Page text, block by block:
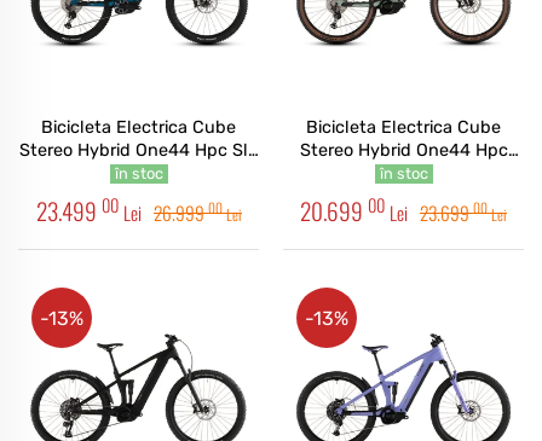
Bicicleta Electrica Cube
Stereo Hybrid One44 Hpc Slx
800 Nebula White 2026
în stoc
23.499 00 Lei 26.99900Lei
Bicicleta Electrica Cube
Stereo Hybrid One44 Hpc
Race 800 Driedherbs Black
2026
în stoc
20.699 00 Lei 23.69900Lei
-13% -13%